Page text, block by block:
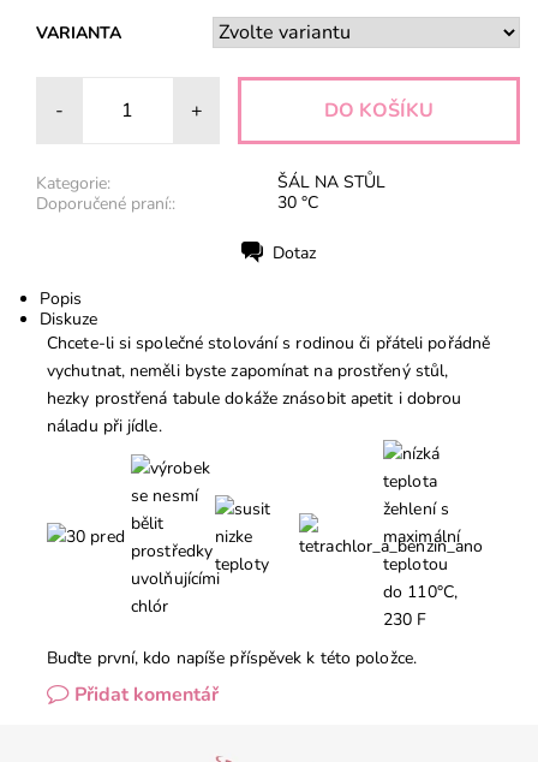
VARIANTA
- +
Kategorie:
ŠÁL NA STŮL
Doporučené praní::
30 °C
Dotaz
Popis
Diskuze
Chcete-li si společné stolování s rodinou či přáteli pořádně
vychutnat, neměli byste zapomínat na prostřený stůl,
hezky prostřená tabule dokáže znásobit apetit i dobrou
náladu při jídle.
Buďte první, kdo napíše příspěvek k této položce.
Přidat komentář